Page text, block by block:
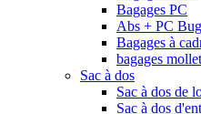
Bagages PC
Abs + PC
Bagages à
bagages
Sac à dos
Sac à dos de
Sac à dos